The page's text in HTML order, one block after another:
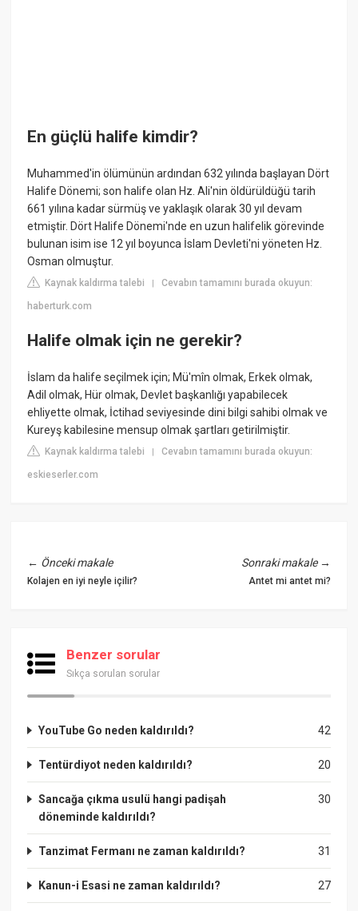
En güçlü halife kimdir?
Muhammed'in ölümünün ardından 632 yılında başlayan Dört
Halife Dönemi; son halife olan Hz. Ali'nin öldürüldüğü tarih
661 yılına kadar sürmüş ve yaklaşık olarak 30 yıl devam
etmiştir. Dört Halife Dönemi'nde en uzun halifelik görevinde
bulunan isim ise 12 yıl boyunca İslam Devleti'ni yöneten Hz.
Osman olmuştur.
Kaynak kaldırma talebi |Cevabın tamamını burada okuyun:
haberturk.com
Halife olmak için ne gerekir?
İslam da halife seçilmek için; Mü'mîn olmak, Erkek olmak,
Adil olmak, Hür olmak, Devlet başkanlığı yapabilecek
ehliyette olmak, İctihad seviyesinde dini bilgi sahibi olmak ve
Kureyş kabilesine mensup olmak şartları getirilmiştir.
Kaynak kaldırma talebi |Cevabın tamamını burada okuyun:
eskieserler.com
← Önceki makale
Kolajen en iyi neyle içilir?
Sonraki makale→
Antet mi antet mi?
Benzer sorular
Sıkça sorulan sorular
42
YouTube Go neden kaldırıldı?
20
Tentürdiyot neden kaldırıldı?
30
Sancağa çıkma usulü hangi padişah
döneminde kaldırıldı?
31
Tanzimat Fermanı ne zaman kaldırıldı?
27
Kanun-i Esasi ne zaman kaldırıldı?